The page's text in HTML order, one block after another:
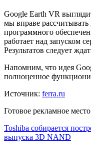
Google Earth VR
мы вправе
программного
работает над запуском
Результатов следует
Напомним, что идея
полноценное
Источник: ferra.ru
Готовое рекламное
Toshiba собирается
выпуска 3D NAND